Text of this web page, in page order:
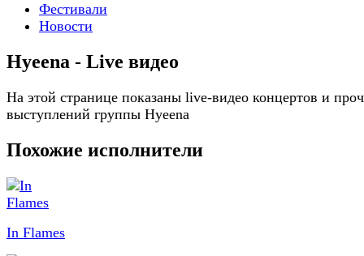
Фестивали
Новости
Hyeena - Live видео
На этой странице показаны live-видео концертов и
выступлений группы Hyeena
Похожие исполнители
In Flames